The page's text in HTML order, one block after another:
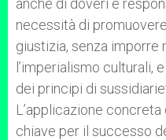
anche di doveri e
necessità di
giustizia, senza imporre
l’imperialismo culturali,
dei principi di
L’applicazione
chiave per il successo